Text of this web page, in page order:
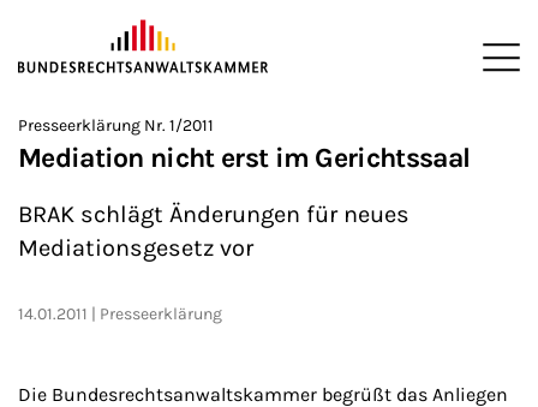
ZUM HAUPTINHALT SPRINGEN
Sie befinden sich hier:
>
Startseite
>
Presse
>
Presseerklärungen
Presseerklärung Nr. 1/2011
Mediation nicht erst im Gerichtssaal
BRAK schlägt Änderungen für neues
Mediationsgesetz vor
14.01.2011 Presseerklärung
Die Bundesrechtsanwaltskammer begrüßt das Anliegen